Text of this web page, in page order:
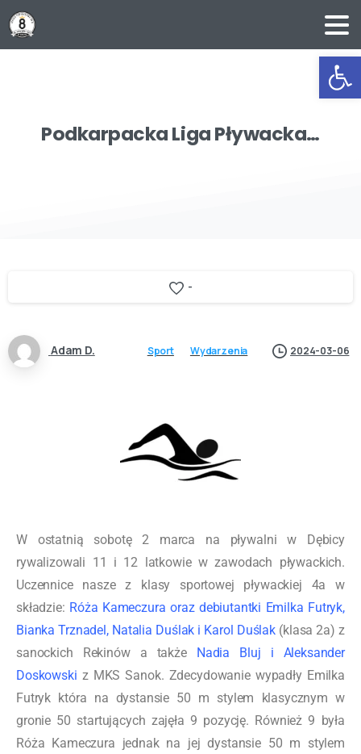
PodkarpackaLigaPływacka…
-
Adam D. Sport Wydarzenia 2024-03-06
W ostatnią sobotę 2 marca na pływalni w Dębicy
rywalizowali 11 i 12 latkowie w zawodach pływackich.
Uczennice nasze z klasy sportowej pływackiej 4a w
składzie: Róża Kameczura oraz debiutantki Emilka Futryk,
Bianka Trznadel, Natalia Duślak i Karol Duślak(klasa 2a) z
sanockich Rekinów a także Nadia Bluj i Aleksander
Doskowski z MKS Sanok. Zdecydowanie wypadły Emilka
Futryk która na dystansie 50 m stylem klasycznym w
gronie 50 startujących zajęła 9 pozycję. Również 9 była
Róża Kameczura jednak na jej dystansie 50 m stylem